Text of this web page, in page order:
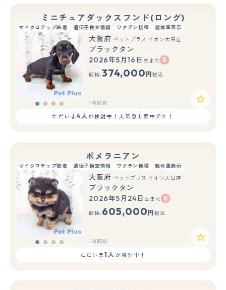
ミニチュアダックスフンド(ロング)
マイクロチップ装着 遺伝子検査情報 ワクチン接種 親体重表示
大阪府 ペットプラス イオン大日店
ブラックタン
2026年5月16日 生まれ
価格:374,000 円 税込
1時間前
ただいま 4人が検討中！人気急上昇中です！
ポメラニアン
マイクロチップ装着 遺伝子検査情報 ワクチン接種 親体重表示
大阪府 ペットプラス イオン大日店
ブラックタン
2026年5月24日 生まれ
価格: 605,000 円 税込
1時間前
ただいま1人 が検討中！